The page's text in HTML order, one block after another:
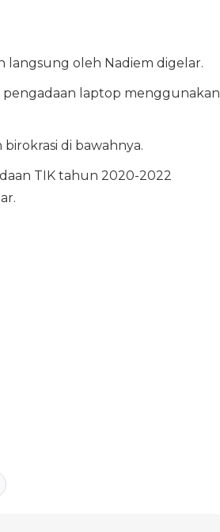
langsung oleh Nadiem digelar.
laptop menggunakan
di bawahnya.
TIK tahun 2020-2022